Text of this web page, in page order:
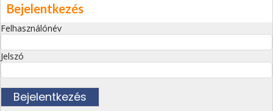
Bejelentkezés
Felhasználónév
Jelszó